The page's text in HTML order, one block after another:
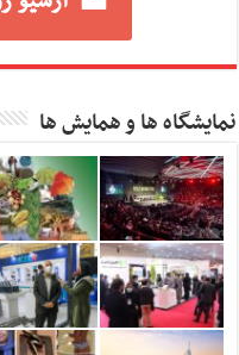
نمایشگاه ها و همایش ها